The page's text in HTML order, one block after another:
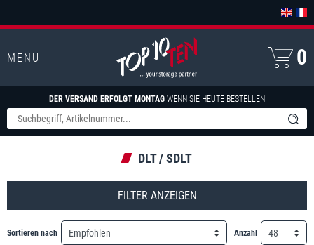
MENU
DER VERSAND ERFOLGT MONTAG WENN SIE HEUTE BESTELLEN
0
DLT / SDLT
FILTER